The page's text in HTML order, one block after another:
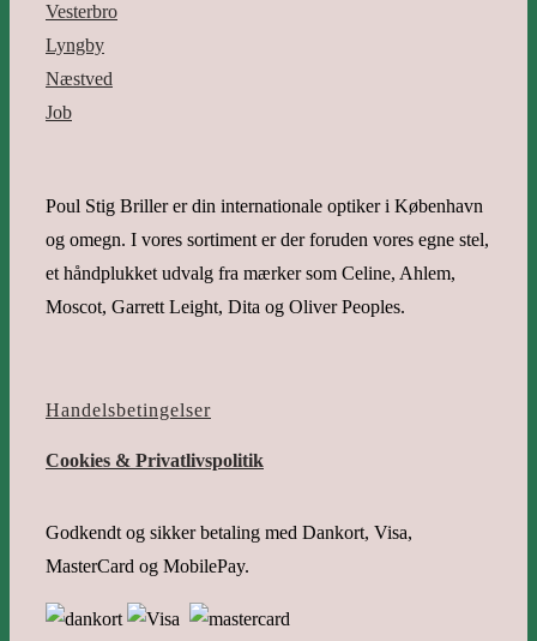
Vesterbro
Lyngby
Næstved
Job
Poul Stig Briller er din internationale optiker i København
og omegn. I vores sortiment er der foruden vores egne stel,
et håndplukket udvalg fra mærker som Celine, Ahlem,
Moscot, Garrett Leight, Dita og Oliver Peoples.
Handelsbetingelser
Cookies & Privatlivspolitik
Godkendt og sikker betaling med Dankort, Visa,
MasterCard og MobilePay.